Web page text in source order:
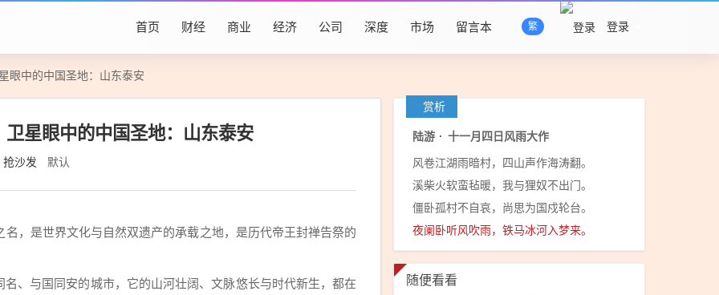
登录
繁
首页 财经 商业 经济 公司 深度 市场 留言本
眼中的中国圣地：山东泰安
星眼中的中国圣地：山东泰安
抢沙发 默认
名，是世界文化与自然双遗产的承载之地，是历代帝王封禅告祭的
、与国同安的城市，它的山河壮阔、文脉悠长与时代新生，都在
赏析
陆游 · 十一月四日风雨大作
风卷江湖雨暗村，四山声作海涛翻。
溪柴火软蛮毡暖，我与狸奴不出门。
僵卧孤村不自哀，尚思为国戍轮台。
夜阑卧听风吹雨，铁马冰河入梦来。
随便看看